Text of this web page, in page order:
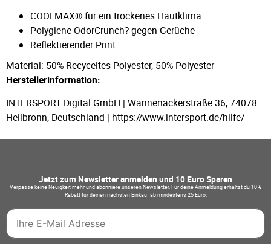
COOLMAX® für ein trockenes Hautklima
Polygiene OdorCrunch? gegen Gerüche
Reflektierender Print
Material: 50% Recyceltes Polyester, 50% Polyester
Herstellerinformation:
INTERSPORT Digital GmbH | Wannenäckerstraße 36, 74078
Heilbronn, Deutschland | https://www.intersport.de/hilfe/
Jetzt zum Newsletter anmelden und 10 Euro Sparen
Verpasse keine Neuigkeit mehr und abonniere unseren Newsletter. Für deine Anmeldung erhältst du 10 €
Rabatt für deinen nächsten Einkauf ab mindestens 25 Euro.